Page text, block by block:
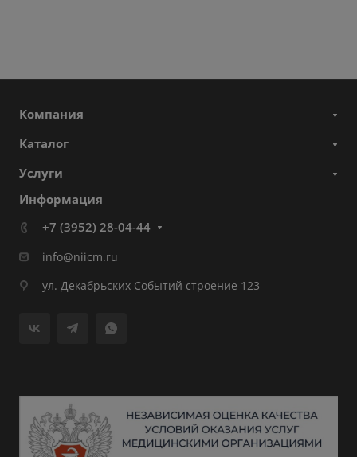
Компания
Каталог
Услуги
Информация
+7 (3952) 28-04-44
info@niicm.ru
ул. Декабрьских Событий строение 123